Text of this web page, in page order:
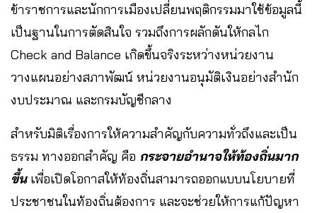
ข้าราชการและนักการเมืองเปลี่ยนพฤติกรรมมาใช้ข้อมูลนี้
เป็นฐานในการตัดสินใจ รวมถึงการผลักดันให้กลไก
Check and Balance เกิดขึ้นจริงระหว่างหน่วยงาน
วางแผนอย่างสภาพัฒน์ หน่วยงานอนุมัติเงินอย่างสำนัก
งบประมาณ และกรมบัญชีกลาง
สำหรับมิติเรื่องการให้ความสำคัญกับความทั่วถึงและเป็น
ธรรม ทางออกสำคัญ คือ กระจายอำนาจให้ท้องถิ่นมาก
ขึ้นเพื่อเปิดโอกาสให้ท้องถิ่นสามารถออกแบบนโยบายที่
ประชาชนในท้องถิ่นต้องการ และจะช่วยให้การแก้ปัญหา